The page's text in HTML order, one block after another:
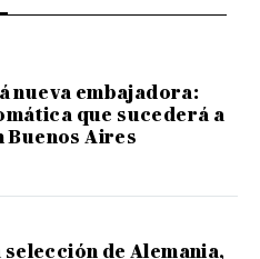
nueva embajadora:
que sucederá a
Buenos Aires
de Alemania,